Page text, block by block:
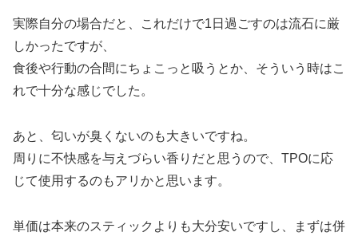
実際自分の場合だと、これだけで1日過ごすのは流石に厳
しかったですが、
食後や行動の合間にちょこっと吸うとか、そういう時はこ
れで十分な感じでした。
あと、匂いが臭くないのも大きいですね。
周りに不快感を与えづらい香りだと思うので、TPOに応
じて使用するのもアリかと思います。
単価は本来のスティックよりも大分安いですし、まずは併